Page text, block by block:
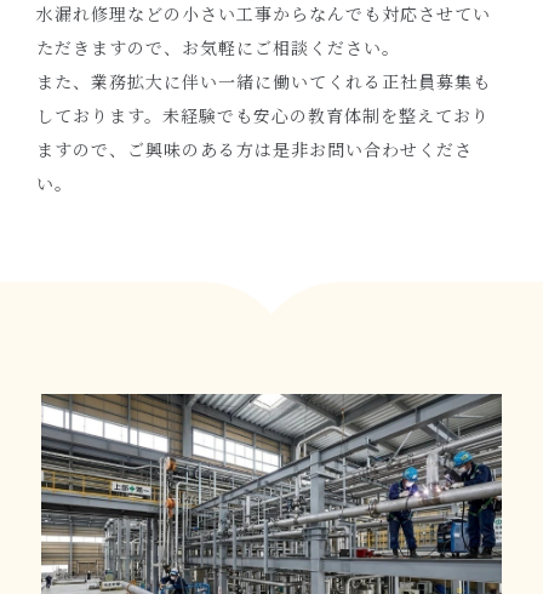
水漏れ修理などの小さい工事からなんでも対応させてい
ただきますので、お気軽にご相談ください。
また、業務拡大に伴い一緒に働いてくれる正社員募集も
しております。未経験でも安心の教育体制を整えており
ますので、ご興味のある方は是非お問い合わせくださ
い。